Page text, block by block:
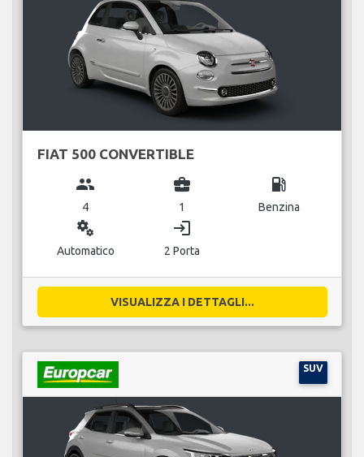
FIAT 500 CONVERTIBLE
group
4
business_center
1
local_gas_station
Benzina
miscellaneous_services
Automatico
login
2 Porta
VISUALIZZA I DETTAGLI...
SUV